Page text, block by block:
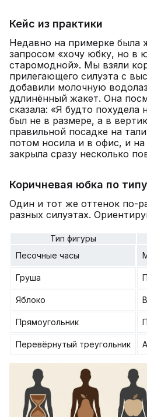
Кейс из практики
Недавно на примерке была
запросом «хочу юбку, но в
старомодной». Мы взяли
прилегающего силуэта с
добавили молочную
удлинённый жакет. Она
сказала: «Я будто похудела
был не в размере, а в
правильной посадке на
потом носила и в офис, и
закрыла сразу несколько
Коричневая юбка по
Один и тот же оттенок по-
разных силуэтах.
Тип фигуры
Песочные часы
Груша
Яблоко
Прямоугольник
Перевёрнутый треугольник